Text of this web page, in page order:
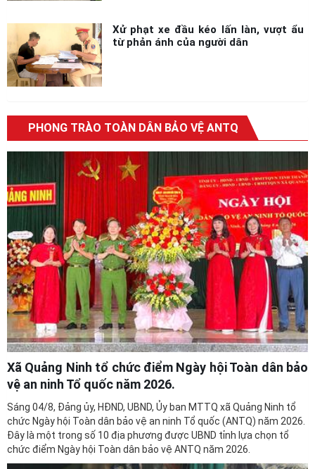
Xử phạt xe đầu kéo lấn làn, vượt ẩu
từ phản ánh của người dân
PHONG TRÀO TOÀN DÂN BẢO VỆ ANTQ
Xã Quảng Ninh tổ chức điểm Ngày hội Toàn dân bảo
vệ an ninh Tổ quốc năm 2026.
Sáng 04/8, Đảng ủy, HĐND, UBND, Ủy ban MTTQ xã Quảng Ninh tổ
chức Ngày hội Toàn dân bảo vệ an ninh Tổ quốc (ANTQ) năm 2026.
Đây là một trong số 10 địa phương được UBND tỉnh lựa chọn tổ
chức điểm Ngày hội Toàn dân bảo vệ ANTQ năm 2026.